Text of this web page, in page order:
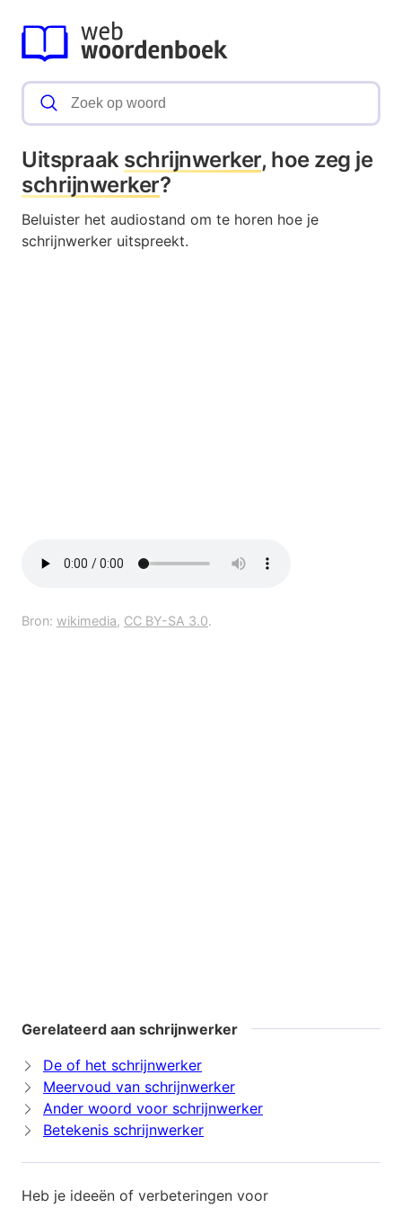
Uitspraak schrijnwerker, hoe zeg je
schrijnwerker?
Beluister het audiostand om te horen hoe je
schrijnwerker uitspreekt.
Bron: wikimedia, CC BY-SA 3.0.
Gerelateerd aan schrijnwerker
De of het schrijnwerker
Meervoud van schrijnwerker
Ander woord voor schrijnwerker
Betekenis schrijnwerker
Heb je ideeën of verbeteringen voor